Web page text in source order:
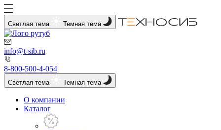
Светлая тема Темная тема
info@t-sib.ru
8-800-500-4-054
Светлая тема Темная тема
О компании
Каталог